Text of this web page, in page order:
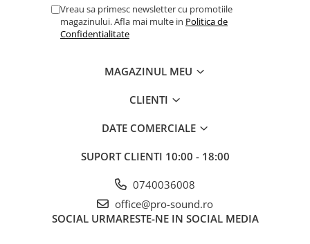
Accesorii de microfoane
Capsule de microfon
Case-uri de microfoane
Microfoane de instrumente
Microfoane de masurare si
Microfoane de studio
Microfoane de voce si live
Microfoane lavaliera si headset
Microfoane podcast, USB, iOS /
Vreau sa primesc newsletter cu promotiile
magazinului. Afla mai multe in Politica de
Confidentialitate
MAGAZINUL MEU
CLIENTI
DATE COMERCIALE
SUPORT CLIENTI 10:00 - 18:00
0740036008
office@pro-sound.ro
SOCIAL URMARESTE-NE IN SOCIAL MEDIA